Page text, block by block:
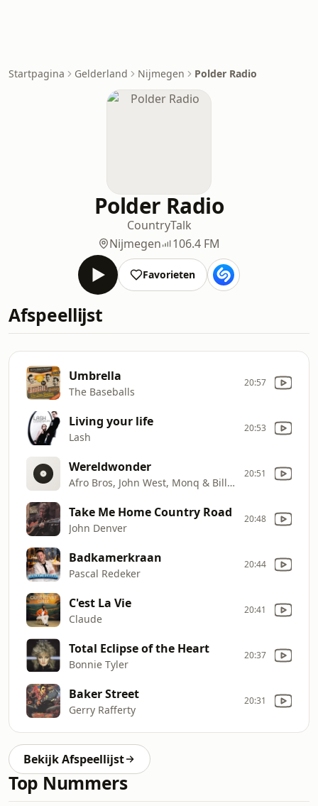
Startpagina Gelderland Nijmegen Polder Radio
Polder Radio
CountryTalk
Nijmegen
106.4 FM
Favorieten
Afspeellijst
Umbrella
The Baseballs
20:57
Living your life
Lash
20:53
Wereldwonder
Afro Bros, John West, Monq & Billy Dans
20:51
Take Me Home Country Road
John Denver
20:48
Badkamerkraan
Pascal Redeker
20:44
C'est La Vie
Claude
20:41
Total Eclipse of the Heart
Bonnie Tyler
20:37
Baker Street
Gerry Rafferty
20:31
Bekijk Afspeellijst
Top Nummers